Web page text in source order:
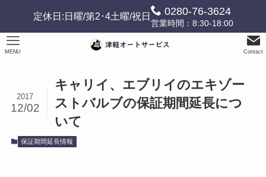
定休日:日曜/第2･4土曜/祝日 0280-76-3624
営業時間：8:30-18:00
Contact
MENU
キャリイ、エブリイのエキゾー
ストバルブの保証期間延長につ
いて
2017
12/02
保証期間延長情報